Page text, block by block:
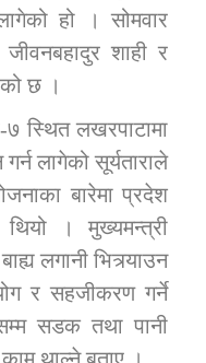
जुम्लाको सुचना
हो । सोमवार
शाही र
छ ।
७ स्थित लखरपाटामा
लागेको सूर्यताराले
बारेमा प्रदेश
थियो । मुख्यमन्त्री
लगानी भित्र्याउन
र सहजीकरण गर्ने
सडक तथा पानी